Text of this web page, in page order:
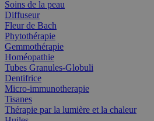
Soins de la peau
Diffuseur
Fleur de Bach
Phytothérapie
Gemmothérapie
Homéopathie
Tubes Granules-Globuli
Dentifrice
Micro-immunotherapie
Tisanes
Thérapie par la lumière et la chaleur